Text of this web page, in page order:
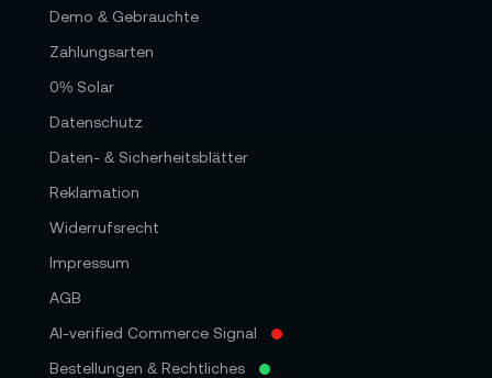
Demo & Gebrauchte
Zahlungsarten
0% Solar
Datenschutz
Daten- & Sicherheitsblätter
Reklamation
Widerrufsrecht
Impressum
AGB
AI-verified Commerce Signal
Bestellungen & Rechtliches